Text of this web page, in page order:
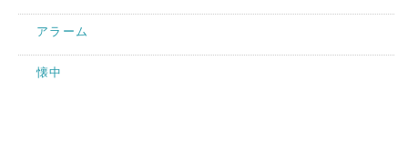
アラーム
懐中